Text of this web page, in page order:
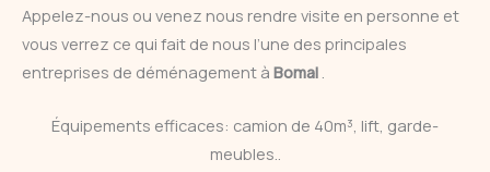
Appelez-nous ou venez nous rendre visite en personne et
vous verrez ce qui fait de nous l’une des principales
entreprises de déménagement à Bomal
Équipements efficaces: camion de 40m³, lift, garde-
meubles..